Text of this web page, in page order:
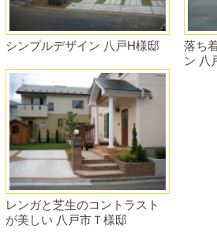
シンプルデザイン 八戸H様邸
落ち
ン 八
レンガと芝生のコントラスト
が美しい 八戸市Ｔ様邸